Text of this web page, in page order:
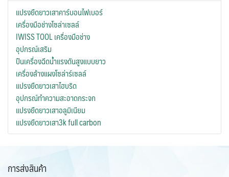
แปรงยืดยาวเสาคาร์บอนไฟเบอร์
เครื่องมือช่างโซล่าเซลล์
IWISS TOOL เครื่องมือช่าง
อุปกรณ์เสริม
ปืนเครื่องฉีดน้ำแรงดันสูงแบบยาว
เครื่องล้างแผงโซล่าร์เซลล์
แปรงยืดยาวเสาไฮบริด
อุปกรณ์ทำความสะอาดกระจก
แปรงยืดยาวเสาอลูมิเนียม
แปรงยืดยาวเสา3k full carbon
การส่งสินค้า